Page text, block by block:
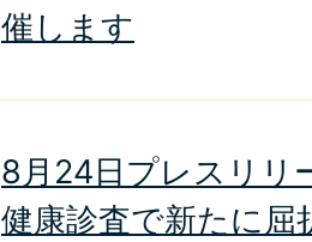
催します
8月24日プレスリリ
健康診査で新たに屈